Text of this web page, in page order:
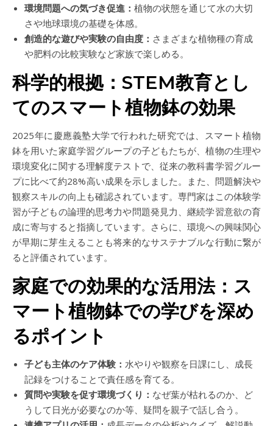
環境問題への気づき促進： 植物の状態を通じて水の大切
さや地球環境の基礎を体感。
創造的な遊びや実験の自由度： さまざまな植物種の育成
や肥料の比較実験など家族で楽しめる。
科学的根拠：STEM教育とし
てのスマート植物鉢の効果
2025年に慶應義塾大学で行われた研究では、スマート植物
鉢を用いた家庭学習グループの子どもたちが、植物の生理や
環境変化に関する理解度テストで、従来の教科書学習グルー
プに比べて約28%高い成果を示しました。また、問題解決や
観察スキルの向上も確認されています。専門家はこの体験学
習が子どもの論理的思考力や問題発見力、継続学習意欲の育
成に寄与すると指摘しています。さらに、環境への興味関心
が早期に芽生えることも将来的なサステナブルな行動に繋が
ると評価されています。
家庭での効果的な活用法：ス
マート植物鉢での学びを深め
るポイント
子ども主体のケア体験： 水やりや観察を日課にし、成長
記録をつけることで責任感を育てる。
質問や実験を促す環境づくり： なぜ葉が枯れるのか、ど
うして日光が必要なのか等、疑問を親子で話し合う。